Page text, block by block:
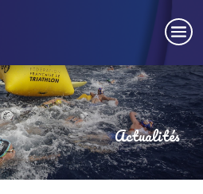
Actualités
cookies